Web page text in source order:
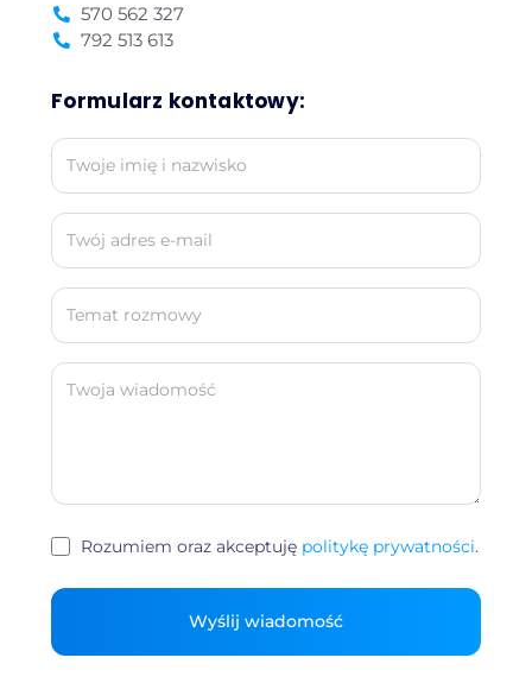
570 562 327
792 513 613
Formularz kontaktowy:
Rozumiem oraz akceptuję politykę prywatności.